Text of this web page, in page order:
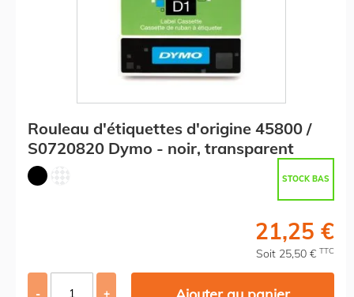
Rouleau d'étiquettes d'origine 45800 /
S0720820 Dymo - noir, transparent
STOCK BAS
21,25 €
Soit 25,50 € TTC
- +